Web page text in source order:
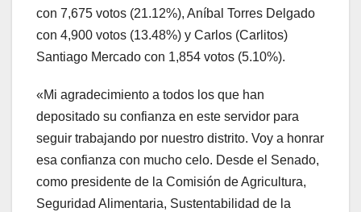
con 7,675 votos (21.12%), Aníbal Torres Delgado
con 4,900 votos (13.48%) y Carlos (Carlitos)
Santiago Mercado con 1,854 votos (5.10%).
«Mi agradecimiento a todos los que han
depositado su confianza en este servidor para
seguir trabajando por nuestro distrito. Voy a honrar
esa confianza con mucho celo. Desde el Senado,
como presidente de la Comisión de Agricultura,
Seguridad Alimentaria, Sustentabilidad de la